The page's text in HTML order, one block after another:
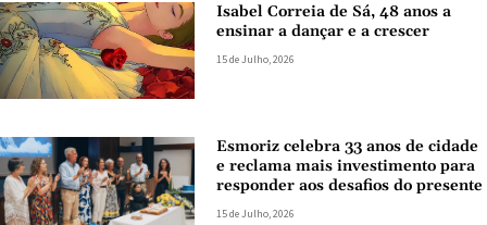
Isabel Correia de Sá, 48 anos a
ensinar a dançar e a crescer
15 de Julho, 2026
Esmoriz celebra 33 anos de cidade
e reclama mais investimento para
responder aos desafios do presente
15 de Julho, 2026